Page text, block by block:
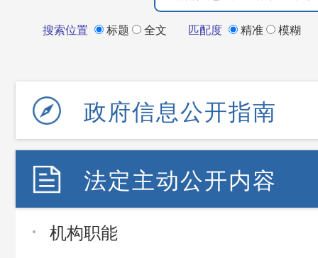
搜索位置 标题 全文 匹配度 精准 模糊
政府信息公开指南
法定主动公开内容
机构职能